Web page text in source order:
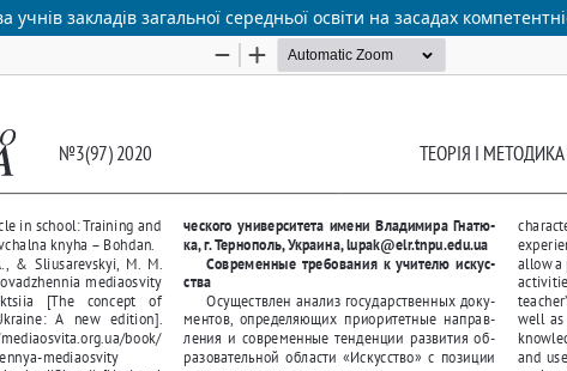
закладів загальної середньої освіти на засадах